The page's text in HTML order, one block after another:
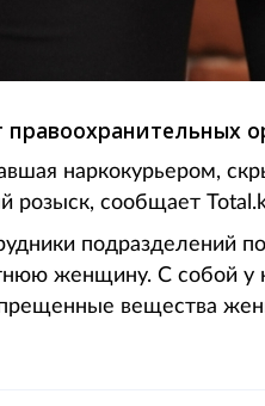
наркокурьером,
сообщает
подразделений
женщину. С собой у
вещества